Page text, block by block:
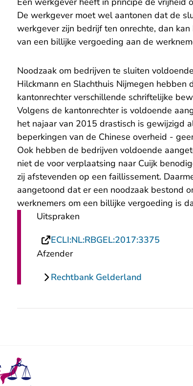
De werkgever moet wel aantonen dat de
werkgever zijn bedrijf ten onrechte, dan
van een billijke vergoeding aan de
Noodzaak om bedrijven te sluiten
Hilckmann en Slachthuis Nijmegen
kantonrechter verschillende schriftelijke
Volgens de kantonrechter is voldoende
het najaar van 2015 drastisch is gewijzigd
beperkingen van de Chinese overheid -
Ook hebben de bedrijven voldoende
niet de voor verplaatsing naar Cuijk
zij afstevenden op een faillissement.
aangetoond dat er een noodzaak bestond
werknemers om een billijke vergoeding is
Uitspraken
ECLI:NL:RBGEL:2017:3375
Afzender
Rechtbank Gelderland